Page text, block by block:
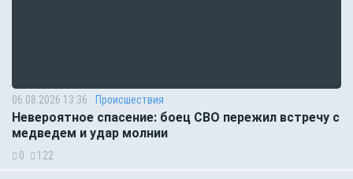
06.08.2026 13:36 Происшествия
Невероятное спасение: боец СВО пережил встречу с
медведем и удар молнии
0 122